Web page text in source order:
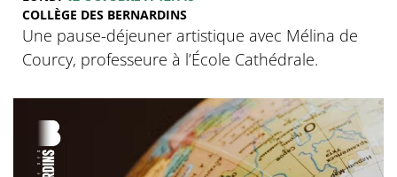
COLLÈGE DES BERNARDINS
Une pause-déjeuner artistique avec Mélina de
Courcy, professeure à l’École Cathédrale.